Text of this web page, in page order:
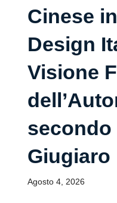
Cinese
Design
Visione
secondo
Giugiaro
Agosto 4, 2026